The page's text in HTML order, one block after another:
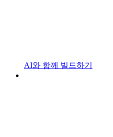
AI와 함께 빌드하기